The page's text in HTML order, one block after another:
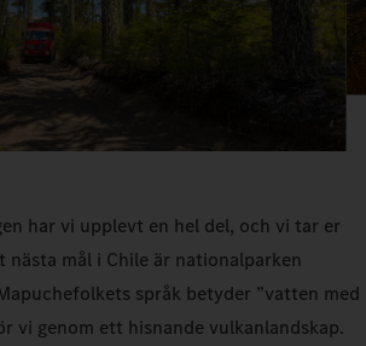
har vi upplevt en hel del, och vi tar er
nästa mål i Chile är nationalparken
språk betyder ”vatten med
vi genom ett hisnande vulkanlandskap.